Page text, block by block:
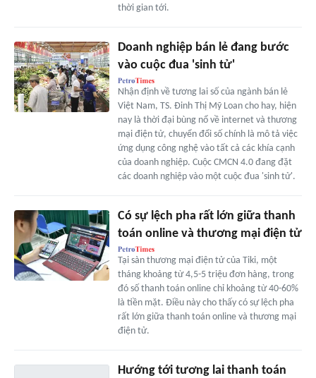
thời gian tới.
Doanh nghiệp bán lẻ đang bước
vào cuộc đua 'sinh tử'
Nhận định về tương lai số của ngành bán lẻ
Việt Nam, TS. Đinh Thị Mỹ Loan cho hay, hiện
nay là thời đại bùng nổ về internet và thương
mại điện tử, chuyển đổi số chính là mô tả việc
ứng dụng công nghệ vào tất cả các khía cạnh
của doanh nghiệp. Cuộc CMCN 4.0 đang đặt
các doanh nghiệp vào một cuộc đua 'sinh tử'.
Có sự lệch pha rất lớn giữa thanh
toán online và thương mại điện tử
Tại sàn thương mại điện tử của Tiki, một
tháng khoảng từ 4,5-5 triệu đơn hàng, trong
đó số thanh toán online chỉ khoảng từ 40-60%
là tiền mặt. Điều này cho thấy có sự lệch pha
rất lớn giữa thanh toán online và thương mại
điện tử.
Hướng tới tương lai thanh toán